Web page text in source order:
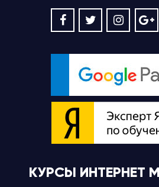
КУРСЫ ИНТЕРНЕТ